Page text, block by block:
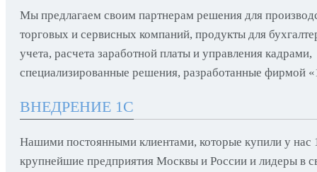
Мы предлагаем своим партнерам решения для
торговых и сервисных компаний, продукты для
учета, расчета заработной платы и управления кадрами,
специализированные решения, разработанные фирмой
ВНЕДРЕНИЕ 1С
Нашими постоянными клиентами, которые купили у нас
крупнейшие предприятия Москвы и России и лидеры в